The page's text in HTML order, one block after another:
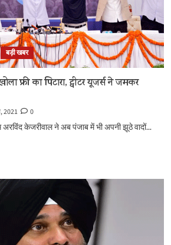
बड़ी खबर
फ्री का पिटारा, ट्वीटर यूजर्स ने जमकर
2021
0
केजरीवाल ने अब पंजाब में भी अपनी झूठे वादों...